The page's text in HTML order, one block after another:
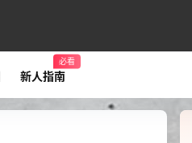
新人指南
必看